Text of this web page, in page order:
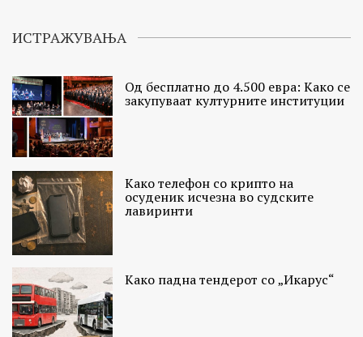
ИСТРАЖУВАЊА
Од бесплатно до 4.500 евра: Како се
закупуваат културните институции
Како телефон со крипто на
осуденик исчезна во судските
лавиринти
Како падна тендерот со „Икарус“